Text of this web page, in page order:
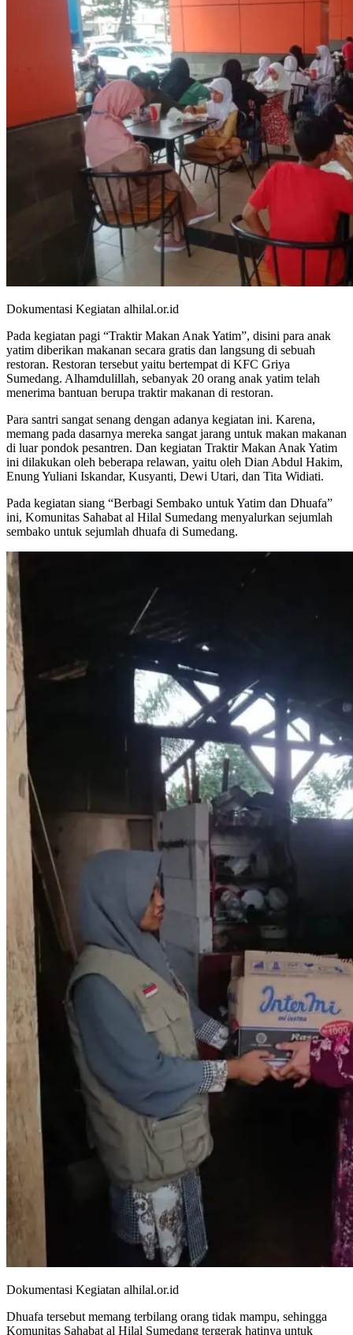
Dokumentasi Kegiatan alhilal.or.id
Pada kegiatan pagi “Traktir Makan Anak Yatim”, disini para anak
yatim diberikan makanan secara gratis dan langsung di sebuah
restoran. Restoran tersebut yaitu bertempat di KFC Griya
Sumedang. Alhamdulillah, sebanyak 20 orang anak yatim telah
menerima bantuan berupa traktir makanan di restoran.
Para santri sangat senang dengan adanya kegiatan ini. Karena,
memang pada dasarnya mereka sangat jarang untuk makan makanan
di luar pondok pesantren. Dan kegiatan Traktir Makan Anak Yatim
ini dilakukan oleh beberapa relawan, yaitu oleh Dian Abdul Hakim,
Enung Yuliani Iskandar, Kusyanti, Dewi Utari, dan Tita Widiati.
Pada kegiatan siang “Berbagi Sembako untuk Yatim dan Dhuafa”
ini, Komunitas Sahabat al Hilal Sumedang menyalurkan sejumlah
sembako untuk sejumlah dhuafa di Sumedang.
Dokumentasi Kegiatan alhilal.or.id
Dhuafa tersebut memang terbilang orang tidak mampu, sehingga
Komunitas Sahabat al Hilal Sumedang tergerak hatinya untuk